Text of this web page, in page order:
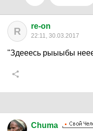
R re-on
22:11, 30.03.2017
"Здееесь рыыыбы
Chuma